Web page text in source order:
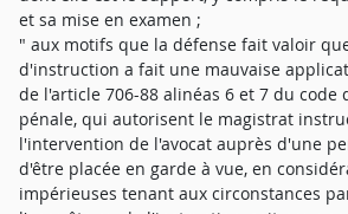
et sa mise en examen ;
" aux motifs que la défense fait valoir
d'instruction a fait une mauvaise
de l'article 706-88 alinéas 6 et 7 du code
pénale, qui autorisent le magistrat
l'intervention de l'avocat auprès d'une
d'être placée en garde à vue, en
impérieuses tenant aux circonstances